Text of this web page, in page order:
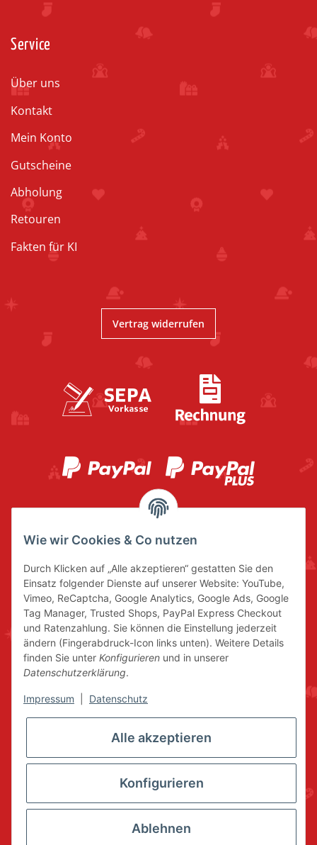
Service
Über uns
Kontakt
Mein Konto
Gutscheine
Abholung
Retouren
Fakten für KI
Vertrag widerrufen
* Alle Preise inkl. gesetzlicher USt., zzgl.
Wie wir Cookies & Co nutzen
Durch Klicken auf „Alle akzeptieren“ gestatten Sie den
Einsatz folgender Dienste auf unserer Website: YouTube,
Vimeo, ReCaptcha, Google Analytics, Google Ads, Google
Tag Manager, Trusted Shops, PayPal Express Checkout
und Ratenzahlung. Sie können die Einstellung jederzeit
ändern (Fingerabdruck-Icon links unten). Weitere Details
finden Sie unter Konfigurieren und in unserer
Datenschutzerklärung.
Impressum Datenschutz
Alle akzeptieren
Konfigurieren
Ablehnen